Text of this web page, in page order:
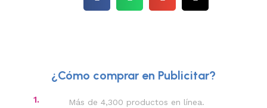
¿Cómo comprar en Publicitar?
1. Más de 4,300 productos en línea.